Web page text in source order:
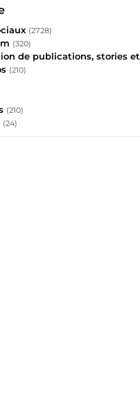
(2728)
(320)
de publications, stories et
(210)
(210)
(24)